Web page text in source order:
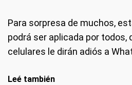
Para sorpresa de muchos,
podrá ser aplicada por todos,
celulares le dirán adiós a
Leé también